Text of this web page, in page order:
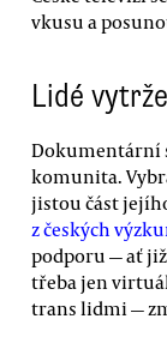
vkusu a
Lidé
Dokumentární
komunita.
jistou část
z českých
podporu — ať
třeba jen
trans lidmi —